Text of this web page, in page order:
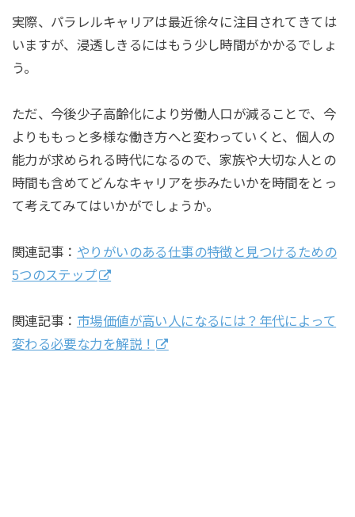
実際、パラレルキャリアは最近徐々に注目されてきては
いますが、浸透しきるにはもう少し時間がかかるでしょ
う。
ただ、今後少子高齢化により労働人口が減ることで、今
よりももっと多様な働き方へと変わっていくと、個人の
能力が求められる時代になるので、家族や大切な人との
時間も含めてどんなキャリアを歩みたいかを時間をとっ
て考えてみてはいかがでしょうか。
関連記事： やりがいのある仕事の特徴と見つけるための
5つのステップ
関連記事： 市場価値が高い人になるには？年代によって
変わる必要な力を解説！